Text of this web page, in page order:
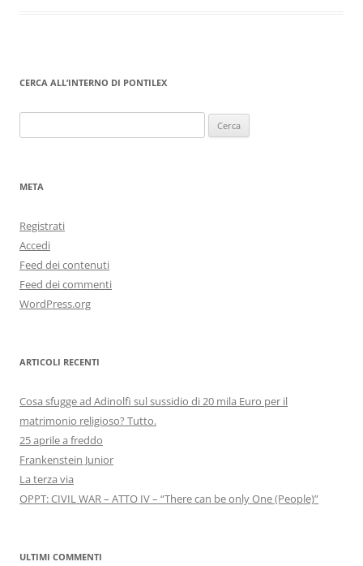
CERCA ALL’INTERNO DI PONTILEX
per:
META
Registrati
Accedi
Feed dei contenuti
Feed dei commenti
WordPress.org
ARTICOLI RECENTI
Cosa sfugge ad Adinolfi sul sussidio di 20 mila Euro per il
matrimonio religioso? Tutto.
25 aprile a freddo
Frankenstein Junior
La terza via
OPPT: CIVIL WAR – ATTO IV – “There can be only One (People)”
ULTIMI COMMENTI